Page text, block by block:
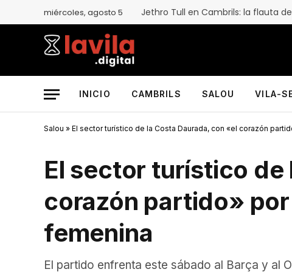
miércoles, agosto 5
INICIO CAMBRILS SALOU VILA-
Salou » El sector turístico de la Costa Daurada, con «el corazón
El sector turístico de
corazón partido»
femenina
El partido enfrenta este sábado al Barça y al